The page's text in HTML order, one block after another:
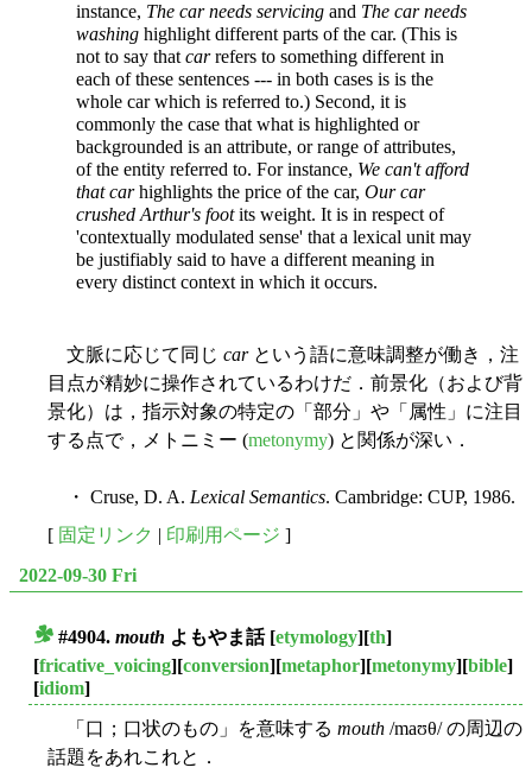
instance, The car needs servicing and The car needs
washing highlight different parts of the car. (This is
not to say that carrefers to something different in
each of these sentences --- in both cases is is the
whole car which is referred to.) Second, it is
commonly the case that what is highlighted or
backgrounded is an attribute, or range of attributes,
of the entity referred to. For instance, We can't afford
that carhighlights the price of the car, Our car
crushed Arthur's footits weight. It is in respect of
'contextually modulated sense' that a lexical unit may
be justifiably said to have a different meaning in
every distinct context in which it occurs.
文脈に応じて同じ carという語に意味調整が働き，注
目点が精妙に操作されているわけだ．前景化（および背
景化）は，指示対象の特定の「部分」や「属性」に注目
する点で，メトニミー (metonymy) と関係が深い．
・ Cruse, D. A. Lexical Semantics. Cambridge: CUP, 1986.
[ 固定リンク | 印刷用ページ ]
2022-09-30 Fri
#4904. mouth よもやま話[etymology][th]
[fricative_voicing][conversion][metaphor][metonymy][bible]
[idiom]
「口；口状のもの」を意味する mouth /maʊθ/ の周辺の
話題をあれこれと．